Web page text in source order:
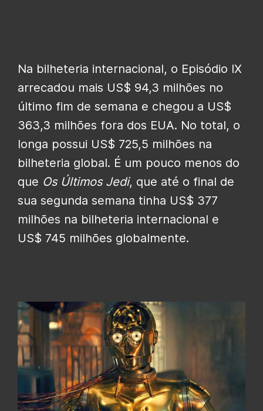
Na bilheteria internacional, o Episódio IX
arrecadou mais US$ 94,3 milhões no
último fim de semana e chegou a US$
363,3 milhões fora dos EUA. No total, o
longa possui US$ 725,5 milhões na
bilheteria global. É um pouco menos do
que Os Últimos Jedi, que até o final de
sua segunda semana tinha US$ 377
milhões na bilheteria internacional e
US$ 745 milhões globalmente.